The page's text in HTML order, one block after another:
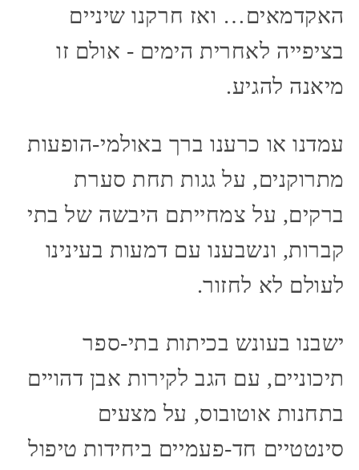
האקדמאים… ואז חרקנו שיניים
בציפייה לאחרית הימים - אולם זו
מיאנה להגיע.
עמדנו או כרענו ברך באולמי-הופעות
מתרוקנים, על גגות תחת סערת
ברקים, על צמחייתם היבשה של בתי
קברות, ונשבענו עם דמעות בעינינו
לעולם לא לחזור.
ישבנו בעונש בכיתות בתי-ספר
תיכוניים, עם הגב לקירות אבן דהויים
בתחנות אוטובוס, על מצעים
סינטטיים חד-פעמיים ביחידות טיפול